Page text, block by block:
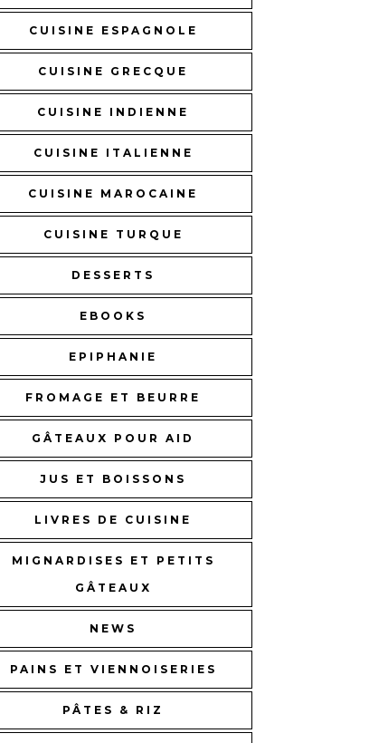
CUISINE ESPAGNOLE
CUISINE GRECQUE
CUISINE INDIENNE
CUISINE ITALIENNE
CUISINE MAROCAINE
CUISINE TURQUE
DESSERTS
EBOOKS
EPIPHANIE
FROMAGE ET BEURRE
GÂTEAUX POUR AID
JUS ET BOISSONS
LIVRES DE CUISINE
MIGNARDISES ET PETITS
GÂTEAUX
NEWS
PAINS ET VIENNOISERIES
PÂTES & RIZ